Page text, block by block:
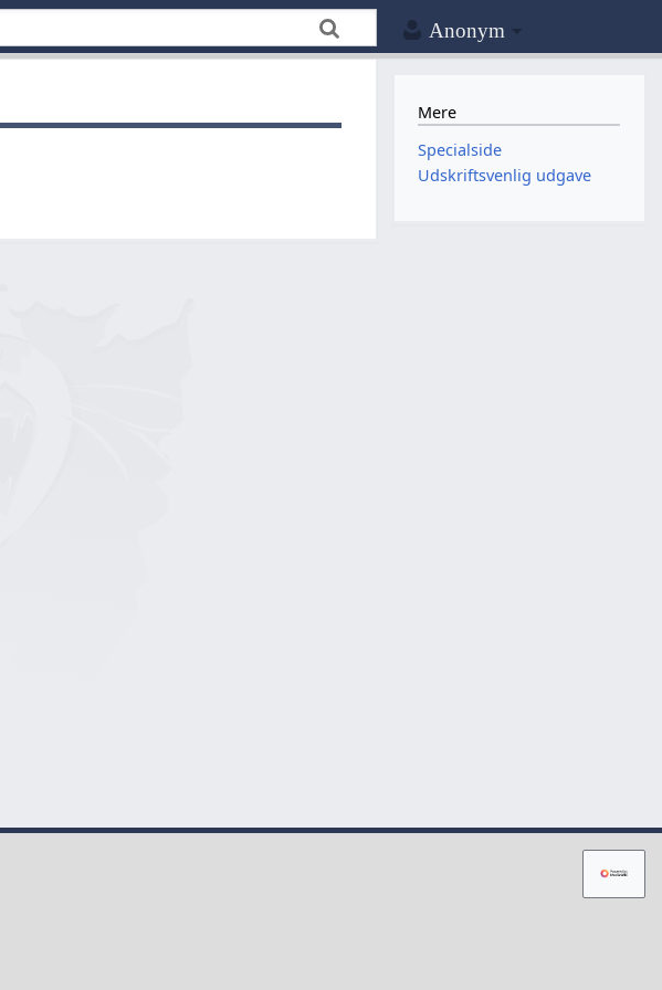
Anonym
Mere
Specialside
Udskriftsvenlig udgave